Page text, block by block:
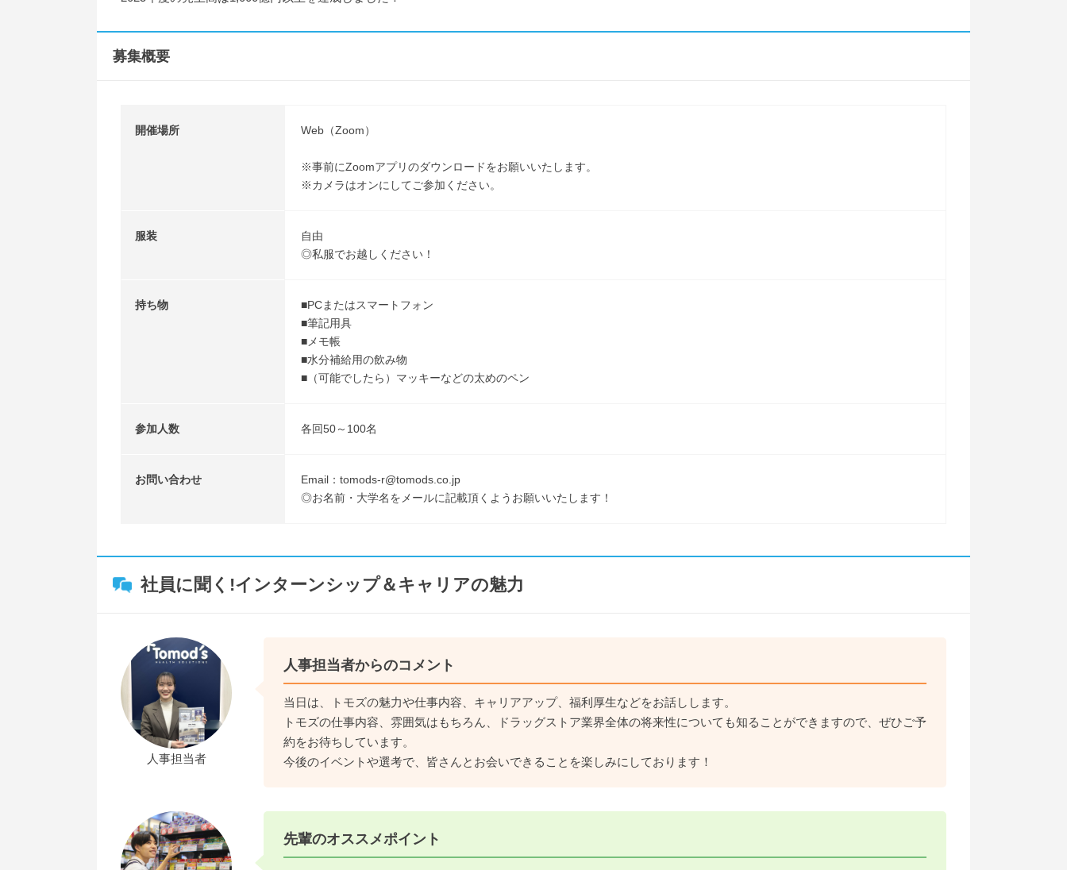
募集概要
開催場所 Web（Zoom）
※事前にZoomアプリのダウンロードをお願いいたします。
※カメラはオンにしてご参加ください。
服装
自由
◎私服でお越しください！
持ち物
■PCまたはスマートフォン
■筆記用具
■メモ帳
■水分補給用の飲み物
■（可能でしたら）マッキーなどの太めのペン
参加人数 各回50～100名
お問い合わせ
Email：tomods-r@tomods.co.jp
◎お名前・大学名をメールに記載頂くようお願いいたします！
社員に聞く!インターンシップ＆キャリアの魅力
人事担当者
人事担当者からのコメント
当日は、トモズの魅力や仕事内容、キャリアアップ、福利厚生などをお話しします。
トモズの仕事内容、雰囲気はもちろん、ドラッグストア業界全体の将来性についても知ることができますので、ぜひご予
約をお待ちしています。
今後のイベントや選考で、皆さんとお会いできることを楽しみにしております！
先輩のオススメポイント